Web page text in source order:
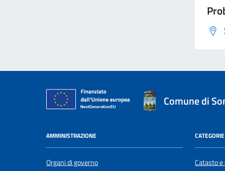
Comune di
AMMINISTRAZIONE
Organi di governo
Catasto